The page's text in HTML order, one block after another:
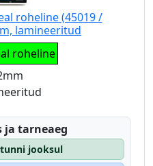
roheline (45019 /
lamineeritud
roheline
ja tarneaeg
tunni jooksul